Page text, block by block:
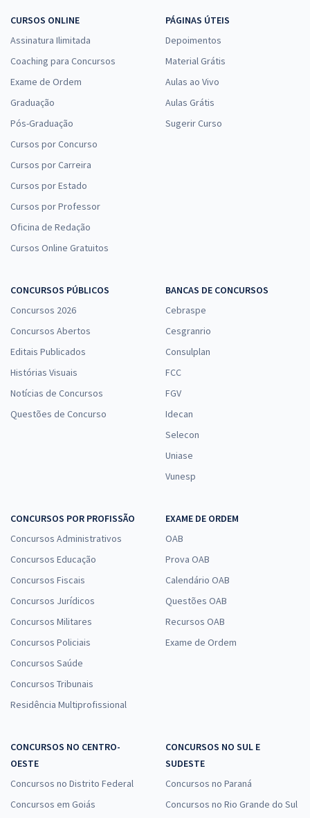
CURSOS ONLINE
Assinatura Ilimitada
Coaching para Concursos
Exame de Ordem
Graduação
Pós-Graduação
Cursos por Concurso
Cursos por Carreira
Cursos por Estado
Cursos por Professor
Oficina de Redação
Cursos Online Gratuitos
PÁGINAS ÚTEIS
Depoimentos
Material Grátis
Aulas ao Vivo
Aulas Grátis
Sugerir Curso
CONCURSOS PÚBLICOS
Concursos 2026
Concursos Abertos
Editais Publicados
Histórias Visuais
Notícias de Concursos
Questões de Concurso
BANCAS DE CONCURSOS
Cebraspe
Cesgranrio
Consulplan
FCC
FGV
Idecan
Selecon
Uniase
Vunesp
CONCURSOS POR PROFISSÃO
Concursos Administrativos
Concursos Educação
Concursos Fiscais
Concursos Jurídicos
Concursos Militares
Concursos Policiais
Concursos Saúde
Concursos Tribunais
Residência Multiprofissional
EXAME DE ORDEM
OAB
Prova OAB
Calendário OAB
Questões OAB
Recursos OAB
Exame de Ordem
CONCURSOS NO CENTRO-
OESTE
Concursos no Distrito Federal
Concursos em Goiás
CONCURSOS NO SUL E
SUDESTE
Concursos no Paraná
Concursos no Rio Grande do Sul